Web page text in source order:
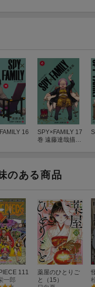
16
SPY×FAMILY 17
巻 遠藤達哉描き
のある商品
111
一郎
薬屋のひとりご
と（15）